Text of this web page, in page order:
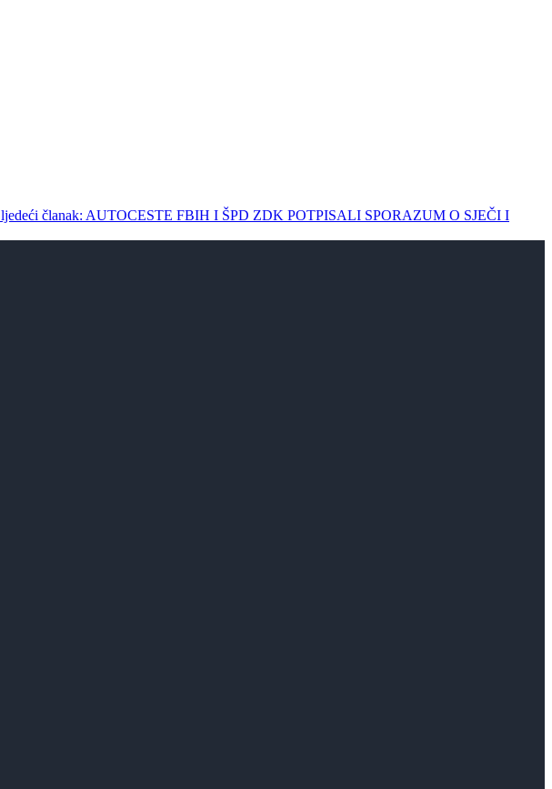
članak: AUTOCESTE FBIH I ŠPD ZDK POTPISALI SPORAZUM O SJEČI I